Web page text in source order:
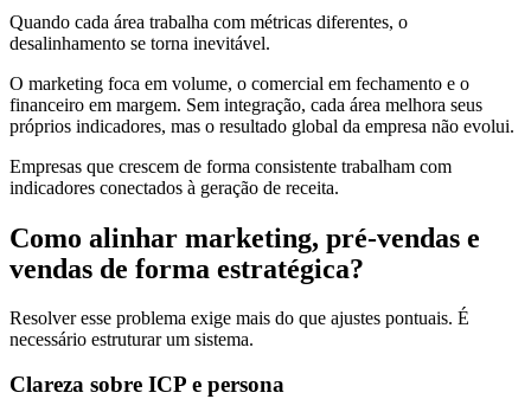
Quando cada área trabalha com métricas diferentes, o
desalinhamento se torna inevitável.
O marketing foca em volume, o comercial em fechamento e o
financeiro em margem. Sem integração, cada área melhora seus
próprios indicadores, mas o resultado global da empresa não evolui.
Empresas que crescem de forma consistente trabalham com
indicadores conectados à geração de receita.
Como alinhar marketing, pré-vendas e
vendas de forma estratégica?
Resolver esse problema exige mais do que ajustes pontuais. É
necessário estruturar um sistema.
Clareza sobre ICP e persona